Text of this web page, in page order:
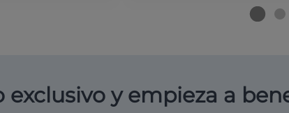
exclusivo y empieza a